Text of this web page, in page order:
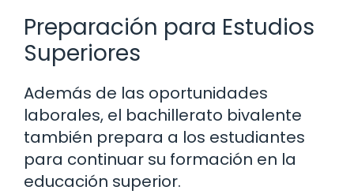
Preparación para Estudios
Superiores
Además de las oportunidades
laborales, el bachillerato bivalente
también prepara a los estudiantes
para continuar su formación en la
educación superior.